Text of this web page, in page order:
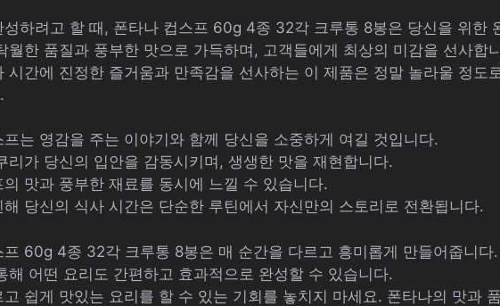
성하려고 할 때, 폰타나 컵스프 60g 4종 32각 크루통 8봉은 당신을 위한
월한 품질과 풍부한 맛으로 가득하며, 고객들에게 최상의 미감을 선사합
시간에 진정한 즐거움과 만족감을 선사하는 이 제품은 정말 놀라울 정도
프는 영감을 주는 이야기와 함께 당신을 소중하게 여길 것입니다.
리가 당신의 입안을 감동시키며, 생생한 맛을 재현합니다.
의 맛과 풍부한 재료를 동시에 느낄 수 있습니다.
해 당신의 식사 시간은 단순한 루틴에서 자신만의 스토리로 전환됩니다.
프 60g 4종 32각 크루통 8봉은 매 순간을 다르고 흥미롭게 만들어줍니다.
해 어떤 요리도 간편하고 효과적으로 완성할 수 있습니다.
고 쉽게 맛있는 요리를 할 수 있는 기회를 놓치지 마세요. 폰타나의 맛과